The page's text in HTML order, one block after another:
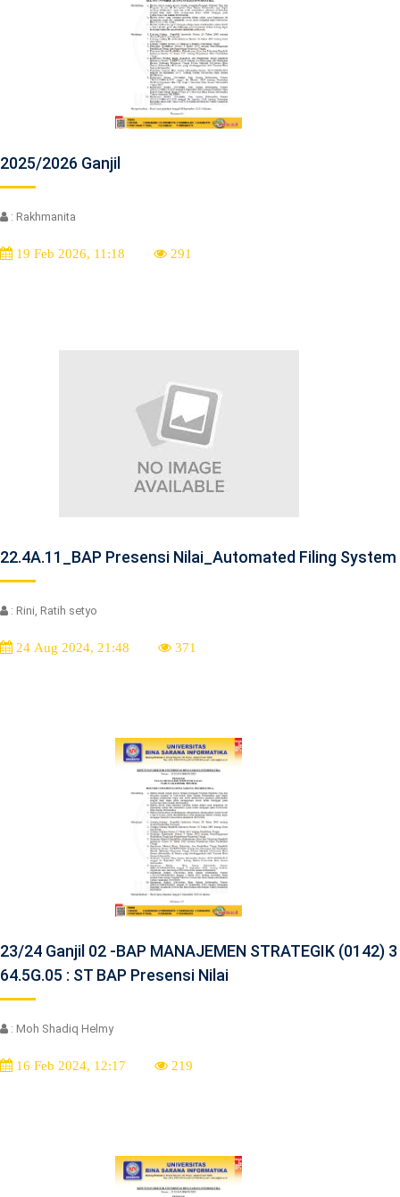
2025/2026 Ganjil
: Rakhmanita
19 Feb 2026, 11:18 291
22.4A.11_BAP Presensi Nilai_Automated Filing System
: Rini, Ratih setyo
24 Aug 2024, 21:48 371
23/24 Ganjil 02 -BAP MANAJEMEN STRATEGIK (0142) 3
64.5G.05 : ST BAP Presensi Nilai
: Moh Shadiq Helmy
16 Feb 2024, 12:17 219